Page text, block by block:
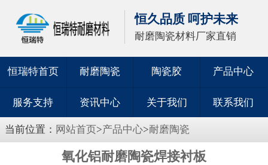
恒久品质 呵护未来
耐磨陶瓷材料厂家直销
恒瑞特首页 耐磨陶瓷 陶瓷胶 产品中心
服务支持 资讯中心 关于我们 联系我们
当前位置： 网站首页>产品中心>耐磨陶瓷
氧化铝耐磨陶瓷焊接衬板